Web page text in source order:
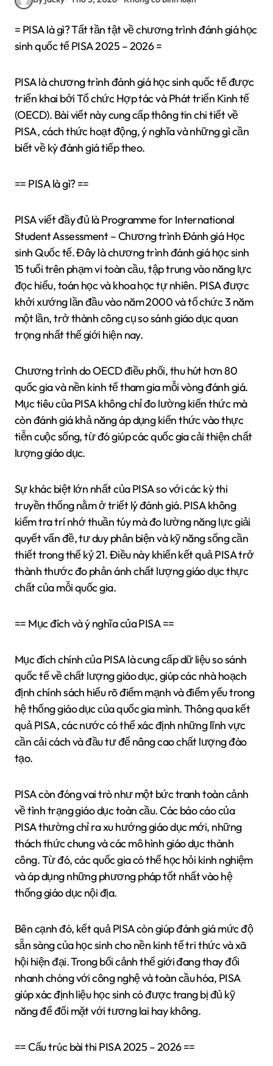
= PISA là gì? Tất tần tật về chương trình đánh giá học
sinh quốc tế PISA 2025 – 2026 =
PISA là chương trình đánh giá học sinh quốc tế được
triển khai bởi Tổ chức Hợp tác và Phát triển Kinh tế
(OECD). Bài viết này cung cấp thông tin chi tiết về
PISA, cách thức hoạt động, ý nghĩa và những gì cần
biết về kỳ đánh giá tiếp theo.
== PISA là gì? ==
PISA viết đầy đủ là Programme for International
Student Assessment – Chương trình Đánh giá Học
sinh Quốc tế. Đây là chương trình đánh giá học sinh
15 tuổi trên phạm vi toàn cầu, tập trung vào năng lực
đọc hiểu, toán học và khoa học tự nhiên. PISA được
khởi xướng lần đầu vào năm 2000 và tổ chức 3 năm
một lần, trở thành công cụ so sánh giáo dục quan
trọng nhất thế giới hiện nay.
Chương trình do OECD điều phối, thu hút hơn 80
quốc gia và nền kinh tế tham gia mỗi vòng đánh giá.
Mục tiêu của PISA không chỉ đo lường kiến thức mà
còn đánh giá khả năng áp dụng kiến thức vào thực
tiễn cuộc sống, từ đó giúp các quốc gia cải thiện chất
lượng giáo dục.
Sự khác biệt lớn nhất của PISA so với các kỳ thi
truyền thống nằm ở triết lý đánh giá. PISA không
kiểm tra trí nhớ thuần túy mà đo lường năng lực giải
quyết vấn đề, tư duy phản biện và kỹ năng sống cần
thiết trong thế kỷ 21. Điều này khiến kết quả PISA trở
thành thước đo phản ánh chất lượng giáo dục thực
chất của mỗi quốc gia.
== Mục đích và ý nghĩa của PISA ==
Mục đích chính của PISA là cung cấp dữ liệu so sánh
quốc tế về chất lượng giáo dục, giúp các nhà hoạch
định chính sách hiểu rõ điểm mạnh và điểm yếu trong
hệ thống giáo dục của quốc gia mình. Thông qua kết
quả PISA, các nước có thể xác định những lĩnh vực
cần cải cách và đầu tư để nâng cao chất lượng đào
tạo.
PISA còn đóng vai trò như một bức tranh toàn cảnh
về tình trạng giáo dục toàn cầu. Các báo cáo của
PISA thường chỉ ra xu hướng giáo dục mới, những
thách thức chung và các mô hình giáo dục thành
công. Từ đó, các quốc gia có thể học hỏi kinh nghiệm
và áp dụng những phương pháp tốt nhất vào hệ
thống giáo dục nội địa.
Bên cạnh đó, kết quả PISA còn giúp đánh giá mức độ
sẵn sàng của học sinh cho nền kinh tế tri thức và xã
hội hiện đại. Trong bối cảnh thế giới đang thay đổi
nhanh chóng với công nghệ và toàn cầu hóa, PISA
giúp xác định liệu học sinh có được trang bị đủ kỹ
năng để đối mặt với tương lai hay không.
== Cấu trúc bài thi PISA 2025 – 2026 ==